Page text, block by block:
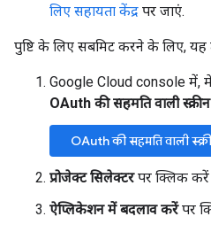
लिए सहायता केंद्र पर जाएं.
पुष्टि के लिए सबमिट करने के लिए, यह
Google Cloud console में,
OAuth की सहमति वाली स्क्रीन
OAuth की सहमति वाली
प्रोजेक्ट सिलेक्टरपर क्लिक करें
ऐप्लिकेशन में बदलाव करेंपर